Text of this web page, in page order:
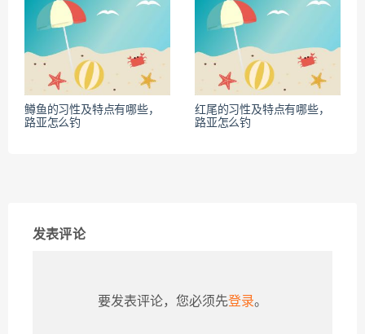
鳟鱼的习性及特点有哪些，
路亚怎么钓
红尾的习性及特点有哪些，
路亚怎么钓
发表评论
要发表评论，您必须先登录。